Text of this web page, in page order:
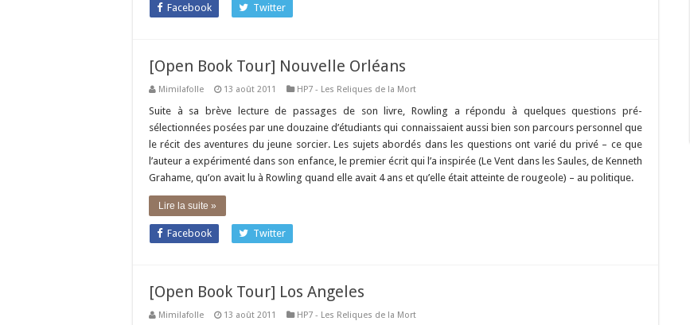
Facebook Twitter
[Open Book Tour] Nouvelle Orléans
Mimilafolle 13 août 2011 HP7 - Les Reliques de la Mort
Suite à sa brève lecture de passages de son livre, Rowling a répondu à quelques questions pré-
sélectionnées posées par une douzaine d’étudiants qui connaissaient aussi bien son parcours personnel que
le récit des aventures du jeune sorcier. Les sujets abordés dans les questions ont varié du privé – ce que
l’auteur a expérimenté dans son enfance, le premier écrit qui l’a inspirée (Le Vent dans les Saules, de Kenneth
Grahame, qu’on avait lu à Rowling quand elle avait 4 ans et qu’elle était atteinte de rougeole) – au politique.
Lire la suite »
Facebook Twitter
[Open Book Tour] Los Angeles
Mimilafolle 13 août 2011 HP7 - Les Reliques de la Mort